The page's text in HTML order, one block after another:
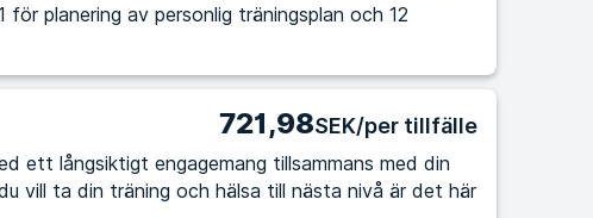
för planering av personlig träningsplan och 12
721,98SEK/per tillfälle
ett långsiktigt engagemang tillsammans med din